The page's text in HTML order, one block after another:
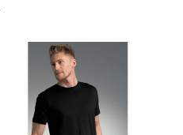
18.59zł